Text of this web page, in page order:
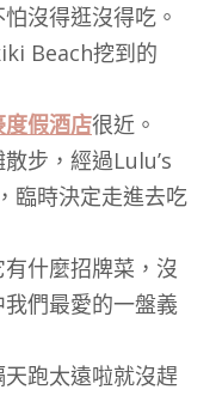
沒得逛沒得吃。
Beach挖到的
假酒店很近。
步，經過Lulu’s
臨時決定走進去吃
什麼招牌菜，沒
們最愛的一盤義
跑太遠啦就沒趕